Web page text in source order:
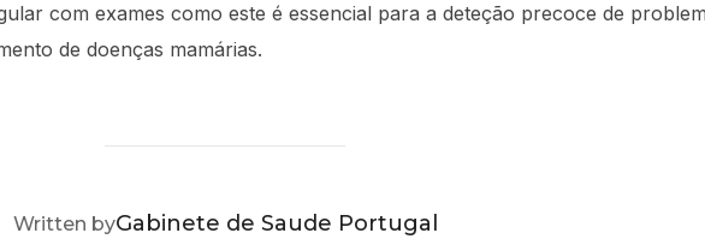
com exames como este é essencial para a deteção precoce de
de doenças mamárias.
POST AUTHOR
Written byGabinete de Saude Portugal